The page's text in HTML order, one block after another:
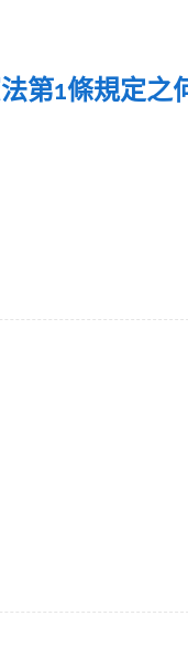
第1條規定之